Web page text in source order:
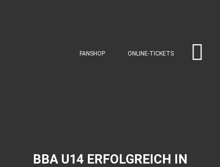
FANSHOP ONLINE-TICKETS
BBA U14 ERFOLGREICH IN